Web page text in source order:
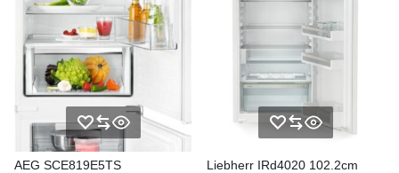
AEG SCE819E5TS
Liebherr IRd4020 102.2cm